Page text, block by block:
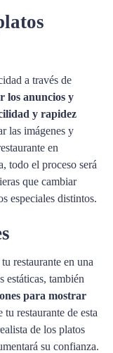
a través de
los anuncios y
y rapidez
las imágenes y
en
todo el proceso será
que cambiar
especiales distintos.
restaurante en una
estáticas, también
para mostrar
tu restaurante de esta
de los platos
su confianza.